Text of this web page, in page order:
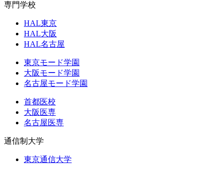
専門学校
HAL東京
HAL大阪
HAL名古屋
東京モード学園
大阪モード学園
名古屋モード学園
首都医校
大阪医専
名古屋医専
通信制大学
東京通信大学